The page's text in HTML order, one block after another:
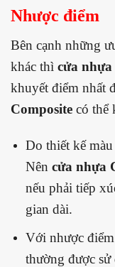
Nhược điểm
Bên cạnh những
khác thì cửa nhựa
khuyết điểm nhất
Composite có thể
Do thiết kế
Nên cửa nhựa
nếu phải tiếp
gian dài.
Với nhược
thường được sử